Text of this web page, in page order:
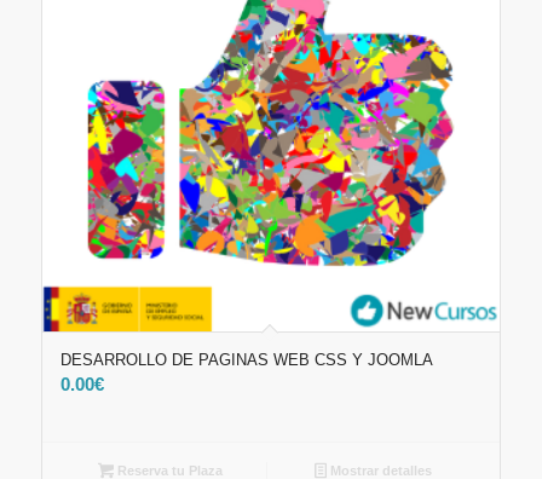
DESARROLLO DE PAGINAS WEB CSS Y JOOMLA
0.00€
Reserva tu Plaza Mostrar detalles